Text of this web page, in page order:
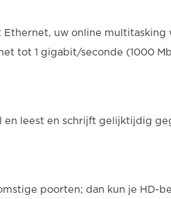
uw online
tot 1 gigabit/seconde (1000
leest en schrijft gelijktijdig
poorten; dan kun je HD-